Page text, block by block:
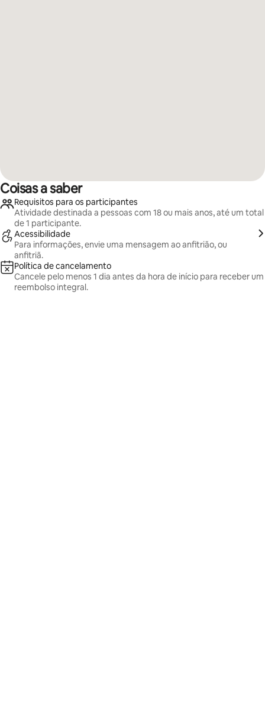
Coisas a saber
Requisitos para os participantes
Atividade destinada a pessoas com 18 ou mais anos, até um total
de 1 participante.
Acessibilidade
Para informações, envie uma mensagem ao anfitrião, ou
anfitriã.
Política de cancelamento
Cancele pelo menos 1 dia antes da hora de início para receber um
reembolso integral.